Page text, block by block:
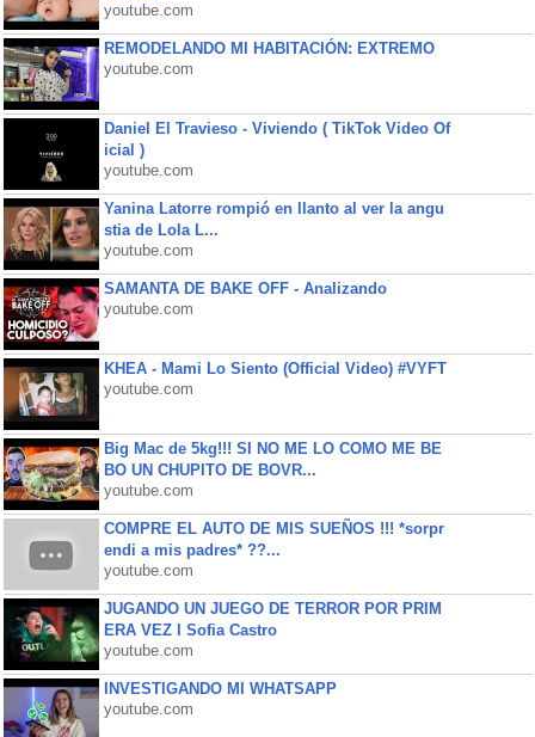
youtube.com
REMODELANDO MI HABITACIÓN: EXTREMO
youtube.com
Daniel El Travieso - Viviendo ( TikTok Video Of
icial )
youtube.com
Yanina Latorre rompió en llanto al ver la angu
stia de Lola L...
youtube.com
SAMANTA DE BAKE OFF - Analizando
youtube.com
KHEA - Mami Lo Siento (Official Video) #VYFT
youtube.com
Big Mac de 5kg!!! SI NO ME LO COMO ME BE
BO UN CHUPITO DE BOVR...
youtube.com
COMPRE EL AUTO DE MIS SUEÑOS !!! *sorpr
endi a mis padres* ??...
youtube.com
JUGANDO UN JUEGO DE TERROR POR PRIM
ERA VEZ l Sofia Castro
youtube.com
INVESTIGANDO MI WHATSAPP
youtube.com